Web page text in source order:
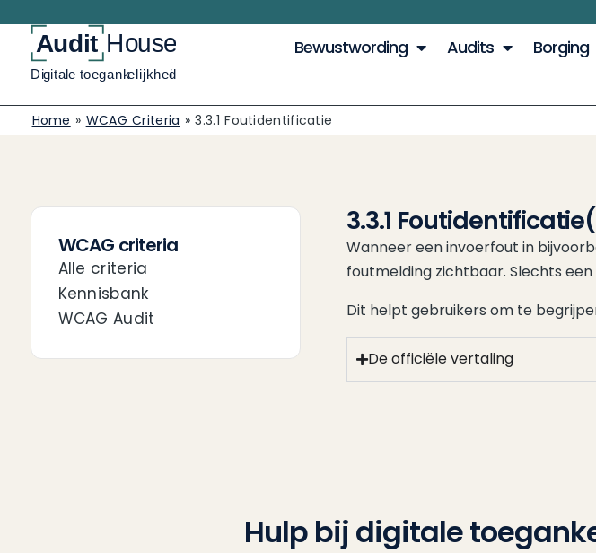
Bewustwording Audits Borging
Home » WCAG Criteria »3.3.1 Foutidentificatie
3.3.1 Foutidentificatie
Wanneer een invoerfout in
foutmelding zichtbaar. Slechts
Dit helpt gebruikers om te
De officiële vertaling
WCAG criteria
Alle criteria
Kennisbank
WCAG Audit
Hulp bij digitale